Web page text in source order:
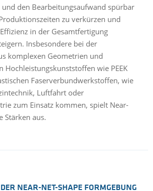
den Bearbeitungsaufwand spürbar
zu verkürzen und
in der Gesamtfertigung
Insbesondere bei der
komplexen Geometrien und
Hochleistungskunststoffen wie PEEK
Faserverbundwerkstoffen, wie
Luftfahrt oder
zum Einsatz kommen, spielt Near-
Stärken aus.
NEAR-NET-SHAPE FORMGEBUNG